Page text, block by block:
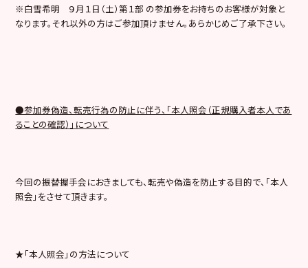
※白雪希明 ９月１日（土）第１部 の参加券をお持ちのお客様が対象と
なります。それ以外の方はご参加頂けません。あらかじめご了承下さい。
●参加券偽造、転売行為の防止に伴う、「本人照会（正規購入者本人であ
ることの確認）」について
今回の振替握手会におきましても、転売や偽造を防止する目的で、「本人
照会」をさせて頂きます。
★「本人照会」の方法について